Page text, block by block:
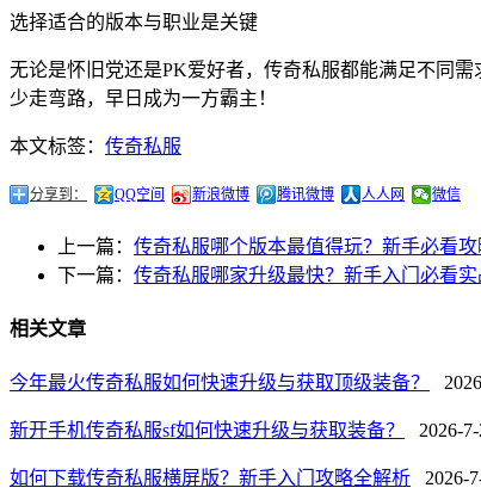
选择适合的版本与职业是关键
无论是怀旧党还是PK爱好者，传奇私服都能满足不同
少走弯路，早日成为一方霸主！
本文标签： 传奇私服
分享到： QQ空间 新浪微博 腾讯微博 人人网 微信
上一篇： 传奇私服哪个版本最值得玩？新手必看
下一篇： 传奇私服哪家升级最快？新手入门必看
相关文章
今年最火传奇私服如何快速升级与获取顶级装备？
新开手机传奇私服sf如何快速升级与获取装备？ 2026-7-
如何下载传奇私服横屏版？新手入门攻略全解析 2026-